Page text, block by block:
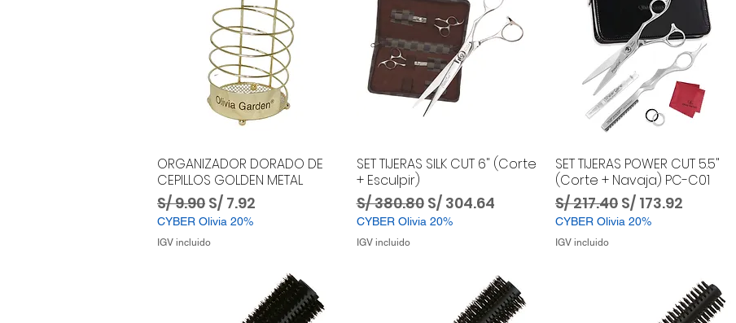
ORGANIZADOR DORADO DE
CEPILLOS GOLDEN METAL
Precio
S/ 9.90 Precio de oferta
S/ 7.92
CYBER Olivia 20%
IGV incluido
SET TIJERAS SILK CUT 6" (Corte
+ Esculpir)
Precio
S/ 380.80 Precio de oferta
S/ 304.64
CYBER Olivia 20%
IGV incluido
SET TIJERAS POWER CUT 5.5"
(Corte + Navaja) PC-C01
Precio
S/ 217.40 Precio de oferta
S/ 173.92
CYBER Olivia 20%
IGV incluido